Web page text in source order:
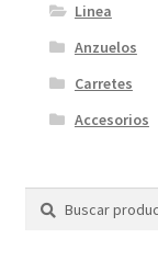
Linea
Anzuelos
Carretes
Accesorios
Buscar
Buscar